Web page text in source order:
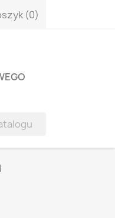
(0)